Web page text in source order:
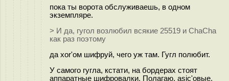
пока ты ворота обслуживаешь, в одном
экземпляре.
> И да, гугол возлюбил всякие 25519 и ChaCha
как раз поэтому
да xor'ом шифруй, чего уж там. Гугл полюбит.
У самого гугла, кстати, на бордерах стоят
аппаратные шифровалки. Полагаю, asic'овые.